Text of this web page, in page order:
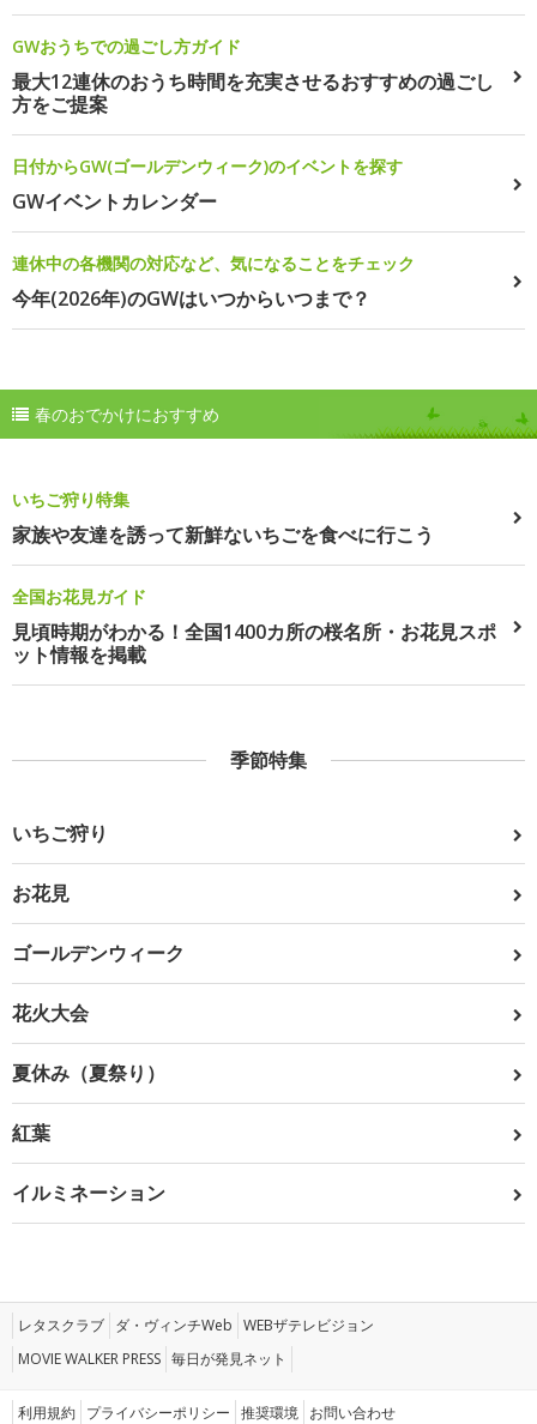
GWおうちでの過ごし方ガイド
最大12連休のおうち時間を充実させるおすすめの過ごし
方をご提案
日付からGW(ゴールデンウィーク)のイベントを探す
GWイベントカレンダー
連休中の各機関の対応など、気になることをチェック
今年(2026年)のGWはいつからいつまで？
春のおでかけにおすすめ
いちご狩り特集
家族や友達を誘って新鮮ないちごを食べに行こう
全国お花見ガイド
見頃時期がわかる！全国1400カ所の桜名所・お花見スポ
ット情報を掲載
季節特集
いちご狩り
お花見
ゴールデンウィーク
花火大会
夏休み（夏祭り）
紅葉
イルミネーション
レタスクラブ ダ・ヴィンチWeb WEBザテレビジョン
MOVIE WALKER PRESS 毎日が発見ネット
利用規約 プライバシーポリシー 推奨環境 お問い合わせ